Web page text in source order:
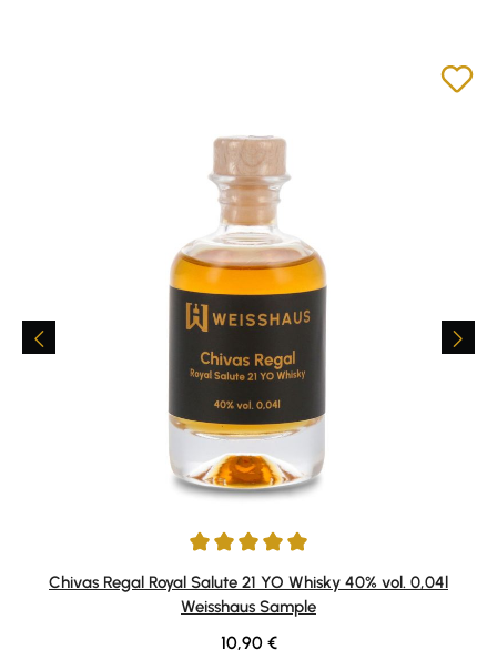
Durchschnittliche Bewertung von 5 von 5 Sternen
Chivas Regal Royal Salute 21 YO Whisky 40% vol. 0,04l
Weisshaus Sample
Regulärer Preis:
10,90 €